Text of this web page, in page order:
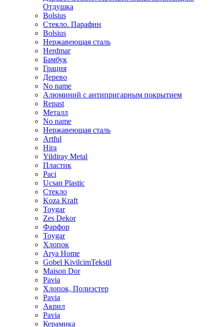
Отдушка
Bolsius
Стекло. Парафин
Bolsius
Нержавеющая сталь
Herdmar
Бамбук
Грация
Дерево
No name
Алюминий с антипригарным покрытием
Repast
Металл
No name
Нержавеющая сталь
Artful
Hira
Yildiray Metal
Пластик
Paci
Ucsan Plastic
Стекло
Koza Kraft
Toygar
Zes Dekor
Фарфор
Toygar
Хлопок
Arya Home
Gobel KivilcimTekstil
Maison Dor
Pavia
Хлопок, Полиэстер
Pavia
Акрил
Pavia
Керамика